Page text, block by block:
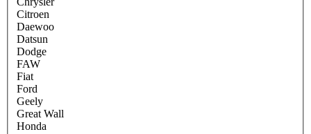
Citroen
Daewoo
Datsun
Dodge
FAW
Fiat
Ford
Geely
Great Wall
Honda